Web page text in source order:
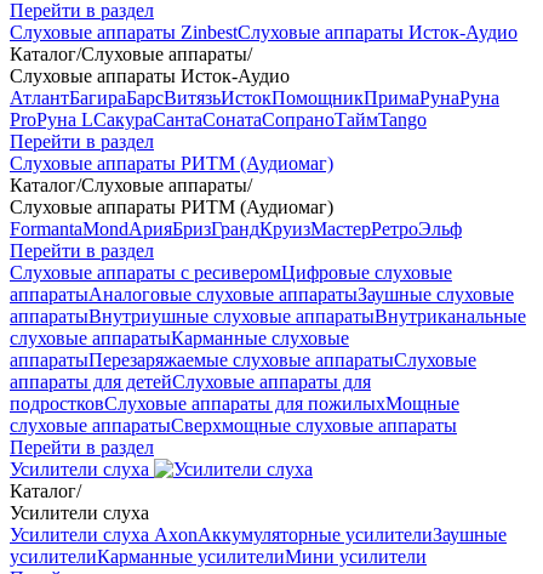
Перейти в раздел
Слуховые аппараты ZinbestСлуховые аппараты Исток-Аудио
Каталог/Слуховые аппараты/
Слуховые аппараты Исток-Аудио
АтлантБагираБарсВитязьИстокПомощникПримаРунаРуна
ProРуна LСакураСантаСонатаСопраноТаймTango
Перейти в раздел
Слуховые аппараты РИТМ (Аудиомаг)
Каталог/Слуховые аппараты/
Слуховые аппараты РИТМ (Аудиомаг)
FormantaMondАрияБризГрандКруизМастерРетроЭльф
Перейти в раздел
Слуховые аппараты с ресиверомЦифровые слуховые
аппаратыАналоговые слуховые аппаратыЗаушные слуховые
аппаратыВнутриушные слуховые аппаратыВнутриканальные
слуховые аппаратыКарманные слуховые
аппаратыПерезаряжаемые слуховые аппаратыСлуховые
аппараты для детейСлуховые аппараты для
подростковСлуховые аппараты для пожилыхМощные
слуховые аппаратыСверхмощные слуховые аппараты
Перейти в раздел
Усилители слуха
Каталог/
Усилители слуха
Усилители слуха AxonАккумуляторные усилителиЗаушные
усилителиКарманные усилителиМини усилители